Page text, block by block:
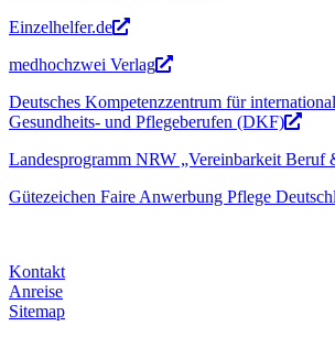
Einzelhelfer.de
medhochzwei Verlag
Deutsches Kompetenzzentrum für
Gesundheits- und Pflegeberufen (DKF)
Landesprogramm NRW „Vereinbarkeit Beruf
Gütezeichen Faire Anwerbung Pflege
Kontakt
Anreise
Sitemap